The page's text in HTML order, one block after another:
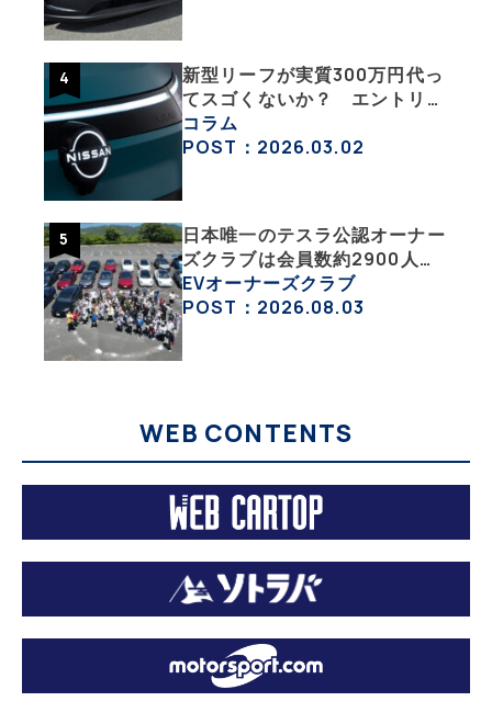
新型リーフが実質300万円代っ
てスゴくないか？ エントリー
グレード「B5」の中身を詳細
チェックした
コラム
POST：2026.03.02
日本唯一のテスラ公認オーナー
ズクラブは会員数約2900人の
一般社団法人〈テスラオーナー
ズクラブジャパン（TOCJ）〉
EVオーナーズクラブ
POST：2026.08.03
WEB CONTENTS